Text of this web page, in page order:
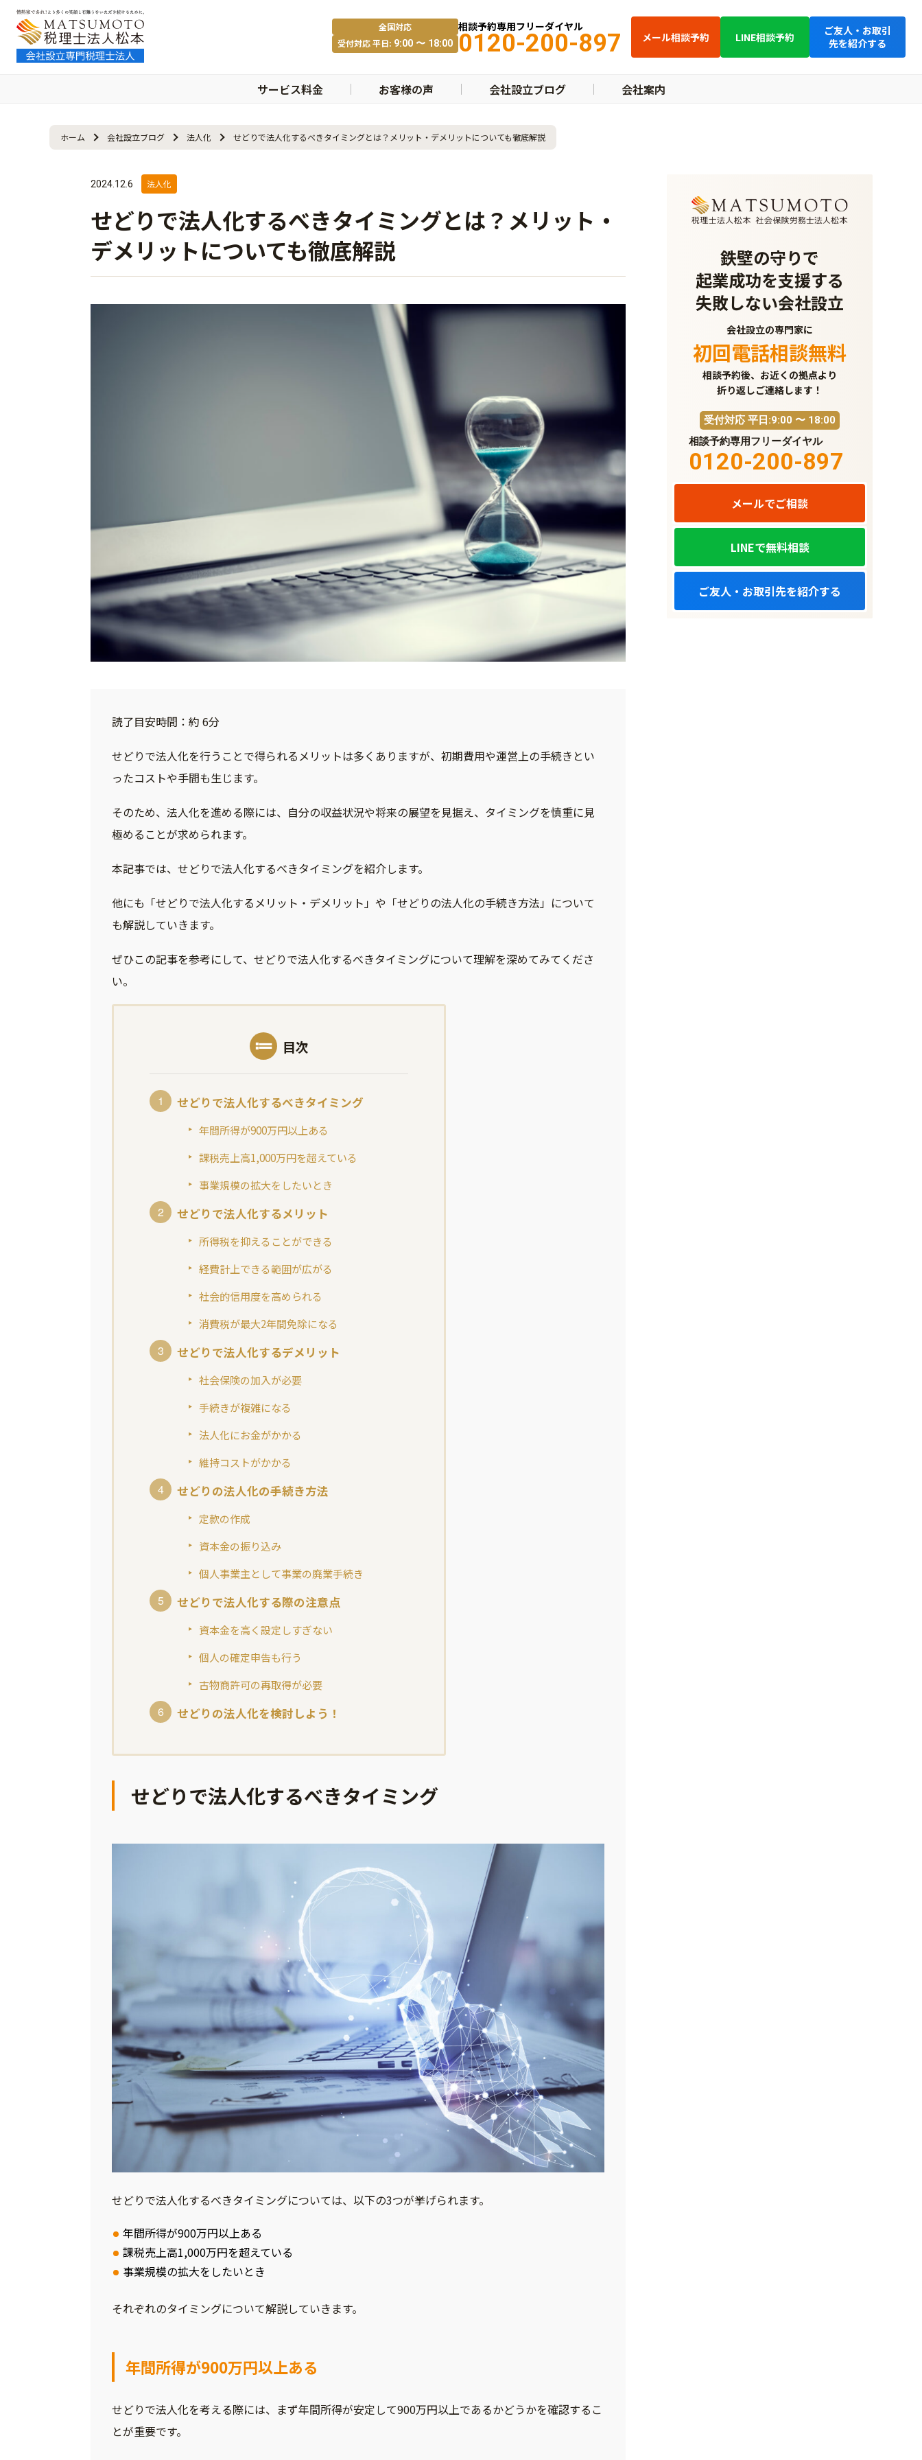
全国対応
受付対応 平日: 9:00 〜 18:00
相談予約専用フリーダイヤル
0120-200-897 メール相談予約 LINE相談予約
ご友人・お取引
先を紹介する
サービス料金 お客様の声 会社設立ブログ 会社案内
ホーム 会社設立ブログ 法人化 せどりで法人化するべきタイミングとは？メリット・デメリットについても徹底解説
2024.12.6 法人化
せどりで法人化するべきタイミングとは？メリット・
デメリットについても徹底解説
読了目安時間：約 6分
せどりで法人化を行うことで得られるメリットは多くありますが、初期費用や運営上の手続きとい
ったコストや手間も生じます。
そのため、法人化を進める際には、自分の収益状況や将来の展望を見据え、タイミングを慎重に見
極めることが求められます。
本記事では、せどりで法人化するべきタイミングを紹介します。
他にも「せどりで法人化するメリット・デメリット」や「せどりの法人化の手続き方法」について
も解説していきます。
ぜひこの記事を参考にして、せどりで法人化するべきタイミングについて理解を深めてみてくださ
い。
目次
せどりで法人化するべきタイミング
年間所得が900万円以上ある
課税売上高1,000万円を超えている
事業規模の拡大をしたいとき
せどりで法人化するメリット
所得税を抑えることができる
経費計上できる範囲が広がる
社会的信用度を高められる
消費税が最大2年間免除になる
せどりで法人化するデメリット
社会保険の加入が必要
手続きが複雑になる
法人化にお金がかかる
維持コストがかかる
せどりの法人化の手続き方法
定款の作成
資本金の振り込み
個人事業主として事業の廃業手続き
せどりで法人化する際の注意点
資本金を高く設定しすぎない
個人の確定申告も行う
古物商許可の再取得が必要
せどりの法人化を検討しよう！
せどりで法人化するべきタイミング
せどりで法人化するべきタイミングについては、以下の3つが挙げられます。
年間所得が900万円以上ある
課税売上高1,000万円を超えている
事業規模の拡大をしたいとき
それぞれのタイミングについて解説していきます。
年間所得が900万円以上ある
せどりで法人化を考える際には、まず年間所得が安定して900万円以上であるかどうかを確認するこ
とが重要です。
鉄壁の守りで
起業成功を支援する
失敗しない会社設立
会社設立の専門家に
初回電話相談無料
相談予約後、お近くの拠点より
折り返しご連絡します！
受付対応 平日:9:00 〜 18:00
相談予約専用フリーダイヤル
0120-200-897
メールでご相談
LINEで無料相談
ご友人・お取引先を紹介する